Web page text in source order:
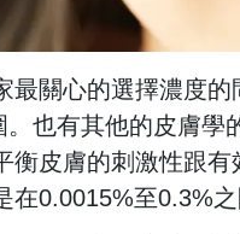
最關心的選擇濃度
也有其他的皮膚學
衡皮膚的刺激性跟
0.0015%至0.3%之